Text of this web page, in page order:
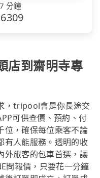
分鐘
6309
店到齋明寺專
，tripool會是你長途交
可供查價、預約、付
位，確保每位乘客不論
有人能服務。透明的收
外旅客的包車首選，讓
問報價，只要花一分鐘